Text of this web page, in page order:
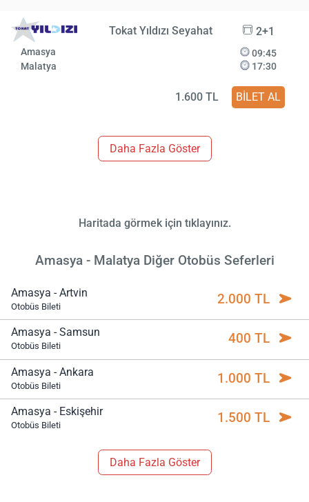
Tokat Yıldızı Seyahat 2+1
Amasya
Malatya
09:45
17:30
1.600 TL BİLET AL
Daha Fazla Göster
Haritada görmek için tıklayınız.
Amasya - Malatya Diğer Otobüs Seferleri
Amasya - Artvin
Otobüs Bileti 2.000 TL
Amasya - Samsun
Otobüs Bileti 400 TL
Amasya - Ankara
Otobüs Bileti 1.000 TL
Amasya - Eskişehir
Otobüs Bileti 1.500 TL
Daha Fazla Göster